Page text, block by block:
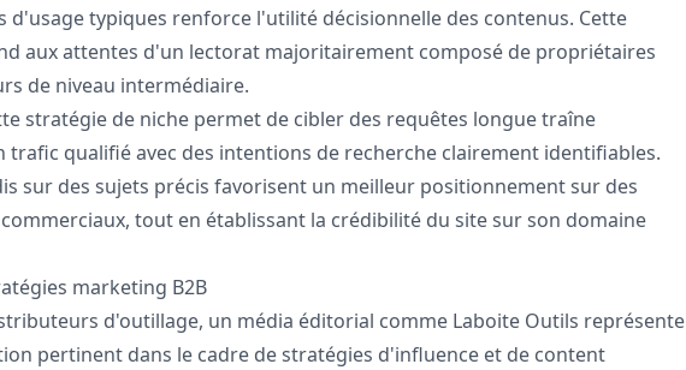
d'usage typiques renforce l'utilité décisionnelle des contenus. Cette
aux attentes d'un lectorat majoritairement composé de propriétaires
de niveau intermédiaire.
stratégie de niche permet de cibler des requêtes longue traîne
trafic qualifié avec des intentions de recherche clairement identifiables.
sur des sujets précis favorisent un meilleur positionnement sur des
tout en établissant la crédibilité du site sur son domaine
marketing B2B
d'outillage, un média éditorial comme Laboite Outils représente
pertinent dans le cadre de stratégies d'influence et de content